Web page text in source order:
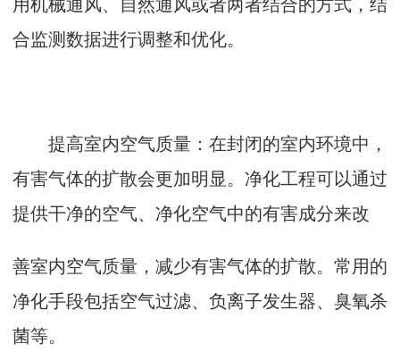
合监测数据进行调整和优化。
提高室内空气质量：在封闭的室内环境中，
有害气体的扩散会更加明显。净化工程可以通过
提供干净的空气、净化空气中的有害成分来改
善室内空气质量，减少有害气体的扩散。常用的
净化手段包括空气过滤、负离子发生器、臭氧杀
菌等。